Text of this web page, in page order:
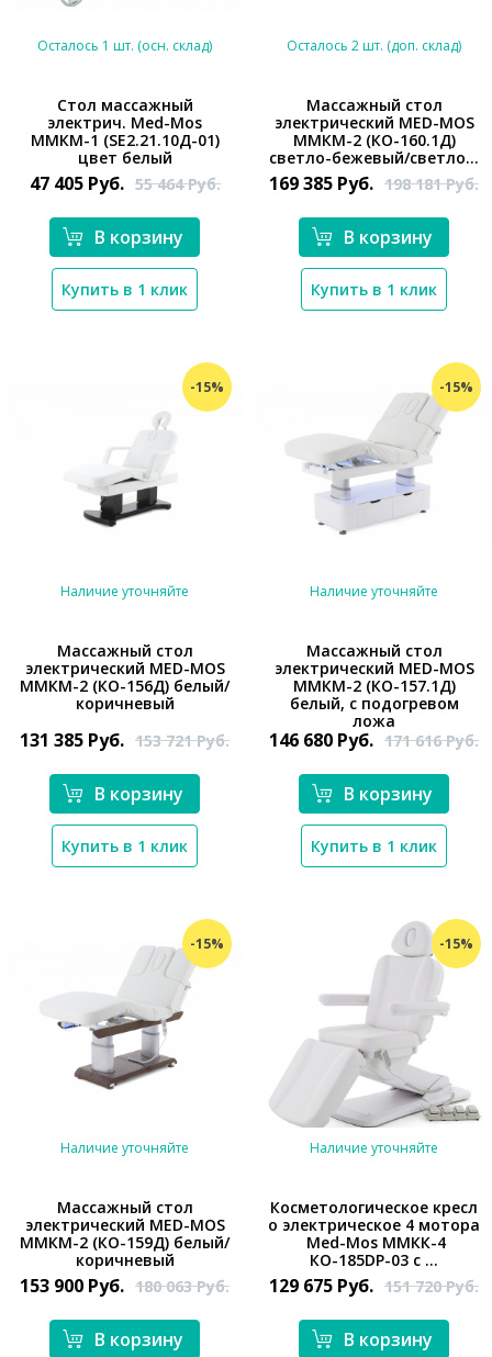
*}
Осталось 1 шт. (осн. склад)
Стол массажный
электрич. Med-Mos
ММКМ-1 (SE2.21.10Д-01)
цвет белый
47 405 Руб. 55 464Руб.
В корзину
Купить в 1 клик
*}
Осталось 2 шт. (доп. склад)
Массажный стол
электрический MED-MOS
ММКМ-2 (КО-160.1Д)
светло-бежевый/светло...
169 385 Руб. 198 181Руб.
В корзину
Купить в 1 клик
-15%
*}
Наличие уточняйте
Массажный стол
электрический MED-MOS
ММКМ-2 (КО-156Д) белый/
коричневый
131 385 Руб. 153 721Руб.
В корзину
Купить в 1 клик
-15%
*}
Наличие уточняйте
Массажный стол
электрический MED-MOS
ММКМ-2 (КО-157.1Д)
белый, с подогревом
ложа
146 680 Руб. 171 616Руб.
В корзину
Купить в 1 клик
-15%
*}
Наличие уточняйте
Массажный стол
электричеcкий MED-MOS
ММКМ-2 (КО-159Д) белый/
коричневый
153 900 Руб. 180 063Руб.
В корзину
-15%
*}
Наличие уточняйте
Косметологическое кресл
о электрическое 4 мотора
Med-Mos ММКК-4
КО-185DP-03 с ...
129 675 Руб. 151 720Руб.
В корзину